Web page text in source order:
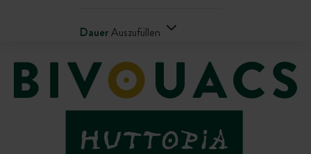
DauerAuszufüllen